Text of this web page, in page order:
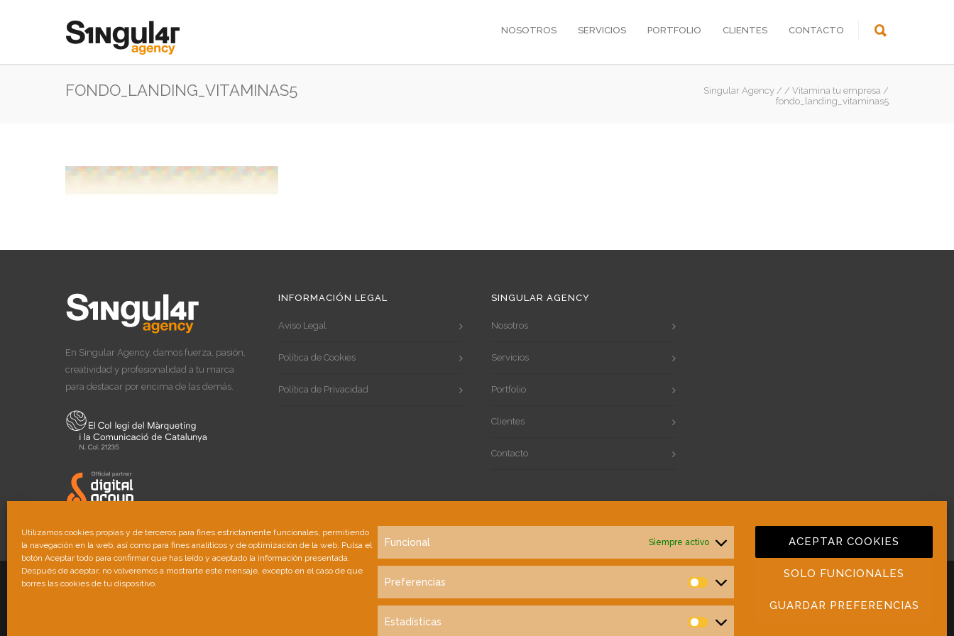
Utilizamos cookies propias y de terceros para fines estrictamente funcionales, permitiendo
la navegación en la web, así como para fines analíticos y de optimización de la web. Pulsa el
botón Aceptar todo para confirmar que has leído y aceptado la información presentada.
Después de aceptar, no volveremos a mostrarte este mensaje, excepto en el caso de que
borres las cookies de tu dispositivo.
Funcional Siempre activo
Preferencias
Preferencias
Estadísticas
Estadísticas
ACEPTAR COOKIES
SOLO FUNCIONALES
GUARDAR PREFERENCIAS
NOSOTROS SERVICIOS PORTFOLIO CLIENTES CONTACTO
FONDO_LANDING_VITAMINAS5 Singular Agency / / Vitamina tu empresa /
fondo_landing_vitaminas5
En Singular Agency, damos fuerza, pasión,
creatividad y profesionalidad a tu marca
para destacar por encima de las demás.
INFORMACIÓN LEGAL
Aviso Legal
Política de Cookies
Política de Privacidad
SINGULAR AGENCY
Nosotros
Servicios
Portfolio
Clientes
Contacto
© 2023 Singular Comunicación Plural, S.L.